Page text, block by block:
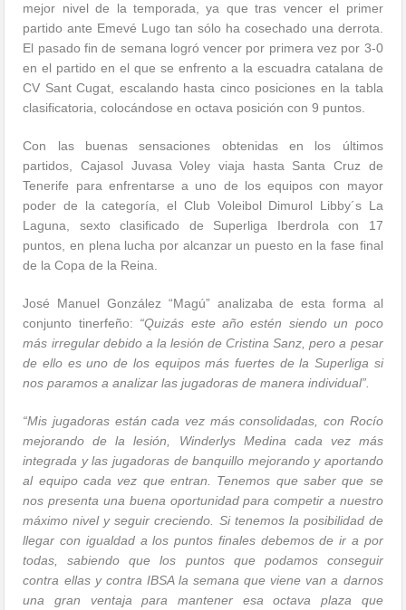
mejor nivel de la temporada, ya que tras vencer el primer
partido ante Emevé Lugo tan sólo ha cosechado una derrota.
El pasado fin de semana logró vencer por primera vez por 3-0
en el partido en el que se enfrento a la escuadra catalana de
CV Sant Cugat, escalando hasta cinco posiciones en la tabla
clasificatoria, colocándose en octava posición con 9 puntos.
Con las buenas sensaciones obtenidas en los últimos
partidos, Cajasol Juvasa Voley viaja hasta Santa Cruz de
Tenerife para enfrentarse a uno de los equipos con mayor
poder de la categoría, el Club Voleibol Dimurol Libby´s La
Laguna, sexto clasificado de Superliga Iberdrola con 17
puntos, en plena lucha por alcanzar un puesto en la fase final
de la Copa de la Reina.
José Manuel González “Magú” analizaba de esta forma al
conjunto tinerfeño: “Quizás este año estén siendo un poco
más irregular debido a la lesión de Cristina Sanz, pero a pesar
de ello es uno de los equipos más fuertes de la Superliga si
nos paramos a analizar las jugadoras de manera individual”.
“Mis jugadoras están cada vez más consolidadas, con Rocío
mejorando de la lesión, Winderlys Medina cada vez más
integrada y las jugadoras de banquillo mejorando y aportando
al equipo cada vez que entran. Tenemos que saber que se
nos presenta una buena oportunidad para competir a nuestro
máximo nivel y seguir creciendo. Si tenemos la posibilidad de
llegar con igualdad a los puntos finales debemos de ir a por
todas, sabiendo que los puntos que podamos conseguir
contra ellas y contra IBSA la semana que viene van a darnos
una gran ventaja para mantener esa octava plaza que